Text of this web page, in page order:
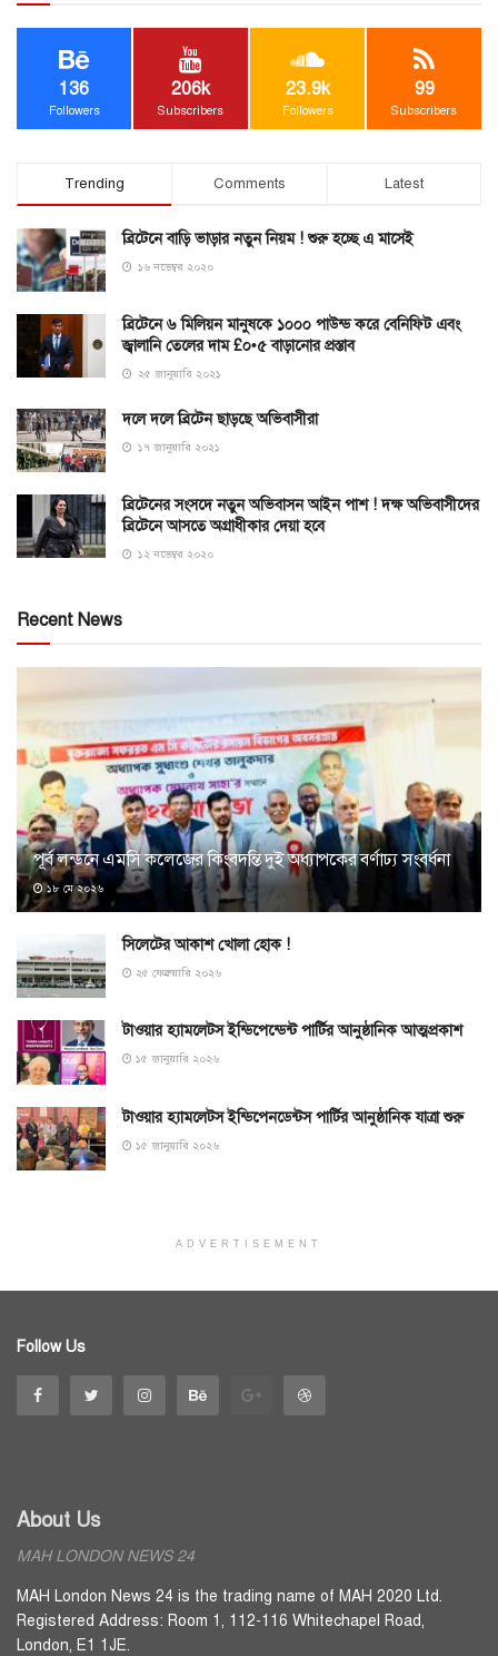
136
Followers
206k
Subscribers
23.9k
Followers
99
Subscribers
Trending Comments Latest
ব্রিটেনে বাড়ি ভাড়ার নতুন নিয়ম ! শুরু হচ্ছে এ মাসেই
১৬ নভেম্বর ২০২০
ব্রিটেনে ৬ মিলিয়ন মানুষকে ১০০০ পাউন্ড করে বেনিফিট এবং
জ্বালানি তেলের দাম £০•৫ বাড়ানোর প্রস্তাব
২৫ জানুয়ারি ২০২১
দলে দলে ব্রিটেন ছাড়ছে অভিবাসীরা
১৭ জানুয়ারি ২০২১
ব্রিটেনের সংসদে নতুন অভিবাসন আইন পাশ ! দক্ষ অভিবাসীদের
ব্রিটেনে আসতে অগ্রাধীকার দেয়া হবে
১২ নভেম্বর ২০২০
Recent News
পূর্ব লন্ডনে এমসি কলেজের কিংবদন্তি দুই অধ্যাপকের বর্ণাঢ্য সংবর্ধনা
১৮ মে ২০২৬
সিলেটের আকাশ খোলা হোক !
২৫ ফেব্রুয়ারি ২০২৬
টাওয়ার হ্যামলেটস ইন্ডিপেন্ডেন্ট পার্টির আনুষ্ঠানিক আত্মপ্রকাশ
১৫ জানুয়ারি ২০২৬
টাওয়ার হ্যামলেটস ইন্ডিপেনডেন্টস পার্টির আনুষ্ঠানিক যাত্রা শুরু
১৫ জানুয়ারি ২০২৬
ADVERTISEMENT
Follow Us
About Us
MAH LONDON NEWS 24
MAH London News 24 is the trading name of MAH 2020 Ltd.
Registered Address: Room 1, 112-116 Whitechapel Road,
London, E1 1JE.